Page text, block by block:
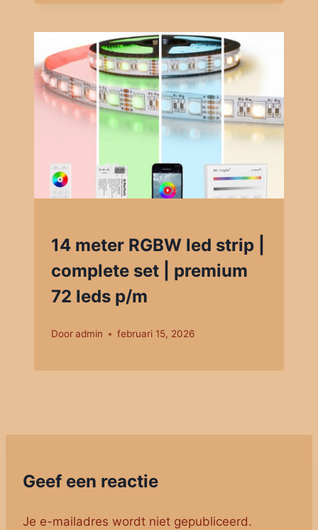
14 meter RGBW led strip |
complete set | premium
72 leds p/m
Dooradmin februari 15, 2026
Geef een reactie
Je e-mailadres wordt niet gepubliceerd.